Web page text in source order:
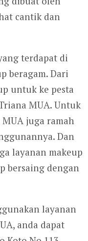
cantik dan
terdapat di
beragam. Dari
untuk ke pesta
MUA. Untuk
juga ramah
Dan
layanan makeup
bersaing dengan
layanan
anda dapat